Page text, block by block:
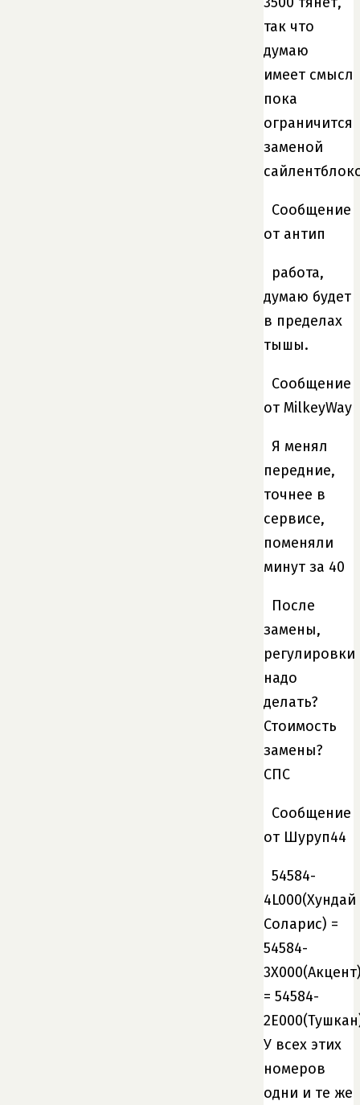
так что
думаю
имеет смысл
пока
ограничится
заменой
Сообщение
от антип
работа,
думаю будет
в пределах
тышы.
Сообщение
от MilkeyWay
Я менял
передние,
точнее в
сервисе,
поменяли
минут за 40
После
замены,
регулировки
надо
делать?
Стоимость
замены?
СПС
Сообщение
от Шуруп44
54584-
4L000(Хундай
Соларис) =
54584-
= 54584-
У всех этих
номеров
одни и те же